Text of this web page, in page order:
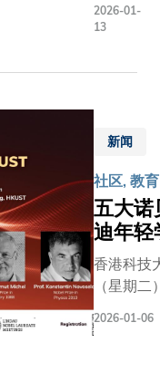
更多科大
与社区人
具意义的
是次盛
科技大
学评议
会合
办。科
大校友
中心作
为校园
专为校
大）今
＠科
大」学
术盛
会，邀
得四位
诺贝尔
奖得主
亲临科
逾400
2026-01-
13
新闻
社区, 教育
五大
迪年轻
香港科技
（星期
2026-01-06